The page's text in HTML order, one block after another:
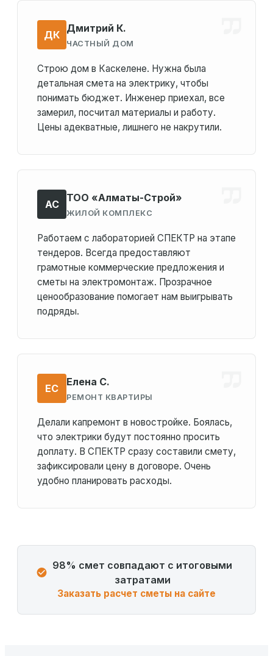
ДК
Дмитрий К.
ЧАСТНЫЙ ДОМ
Строю дом в Каскелене. Нужна была
детальная смета на электрику, чтобы
понимать бюджет. Инженер приехал, все
замерил, посчитал материалы и работу.
Цены адекватные, лишнего не накрутили.
АС
ТОО «Алматы-Строй»
ЖИЛОЙ КОМПЛЕКС
Работаем с лабораторией СПЕКТР на этапе
тендеров. Всегда предоставляют
грамотные коммерческие предложения и
сметы на электромонтаж. Прозрачное
ценообразование помогает нам выигрывать
подряды.
ЕС
Елена С.
РЕМОНТ КВАРТИРЫ
Делали капремонт в новостройке. Боялась,
что электрики будут постоянно просить
доплату. В СПЕКТР сразу составили смету,
зафиксировали цену в договоре. Очень
удобно планировать расходы.
98% смет совпадают с итоговыми
затратами
Заказать расчет сметы на сайте